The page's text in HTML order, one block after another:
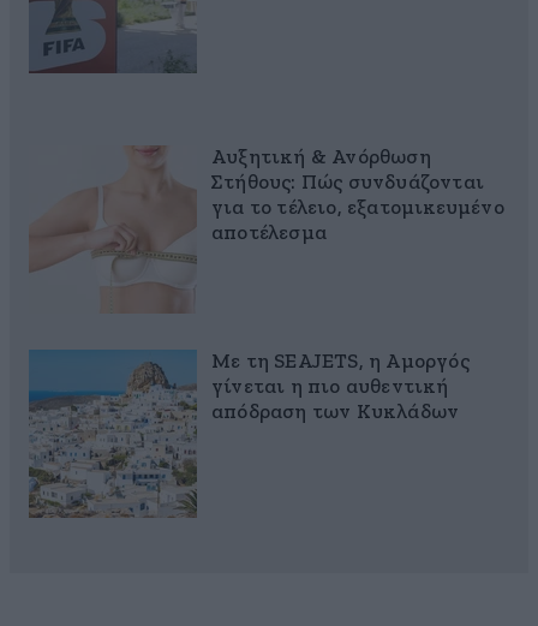
Αυξητική & Ανόρθωση
Στήθους: Πώς συνδυάζονται
για το τέλειο, εξατομικευμένο
αποτέλεσμα
Με τη SEAJETS, η Αμοργός
γίνεται η πιο αυθεντική
απόδραση των Κυκλάδων